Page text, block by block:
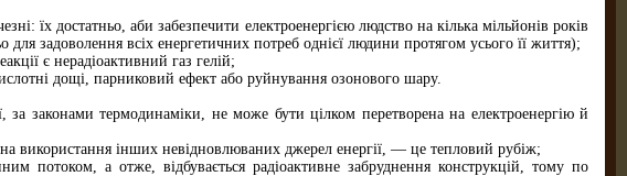
їх достатньо, аби забезпечити електроенергією людство на кілька мільйонів років
задоволення всіх енергетичних потреб однієї людини протягом усього її життя);
є нерадіоактивний газ гелій;
дощі, парниковий ефект або руйнування озонового шару.
за законами термодинаміки, не може бути цілком перетворена на електроенергію й
використання інших невідновлюваних джерел енергії, — це тепловий рубіж;
потоком, а отже, відбувається радіоактивне забруднення конструкцій, тому по